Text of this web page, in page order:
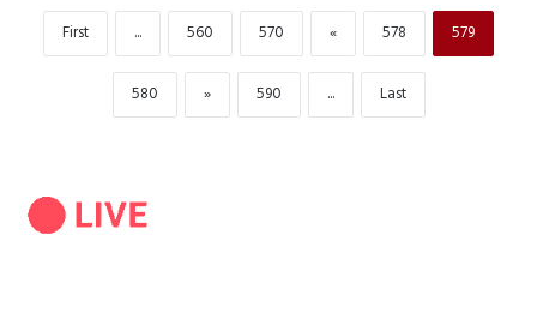
First ... 560 570 « 578 579
580 » 590 ... Last